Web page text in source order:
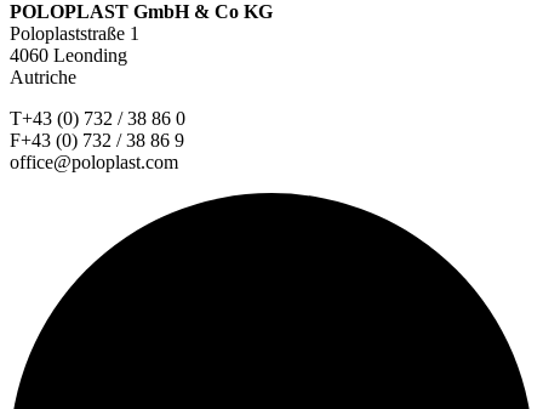
POLOPLAST GmbH & Co KG
Poloplaststraße 1
4060 Leonding
Autriche
T+43 (0) 732 / 38 86 0
F+43 (0) 732 / 38 86 9
office@poloplast.com